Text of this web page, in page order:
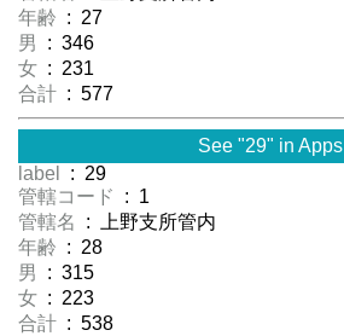
年齢 : 27
男
: 346
女 : 231
合計 : 577
See "29" in Apps
label
: 29
管轄コード
: 1
管轄名
: 上野支所管内
年齢 : 28
男
: 315
女 : 223
合計 : 538